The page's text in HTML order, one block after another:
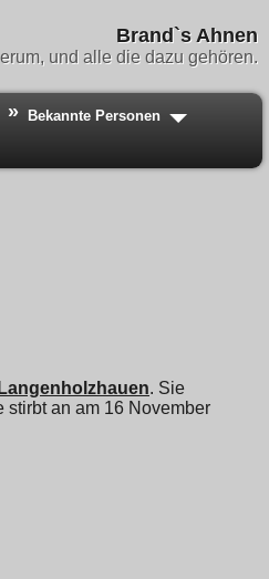
Brand`s Ahnen
und alle die dazu gehören.
Bekannte Personen
. Sie
stirbt an am 16 November